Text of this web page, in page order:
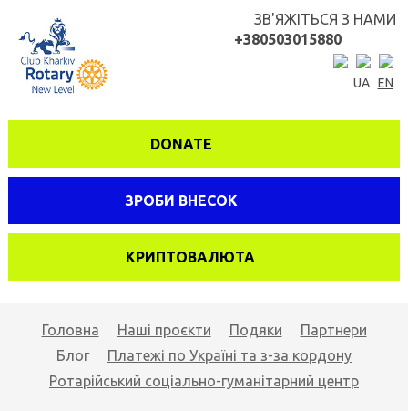
DONATE
ЗРОБИ ВНЕСОК
КРИПТОВАЛЮТА
ЗВ'ЯЖІТЬСЯ З НАМИ
+380503015880
UA EN
Головна Наші проєкти Подяки
Партнери
Блог
Платежі по Україні та з-за кордону
Ротарійський соціально-гуманітарний центр